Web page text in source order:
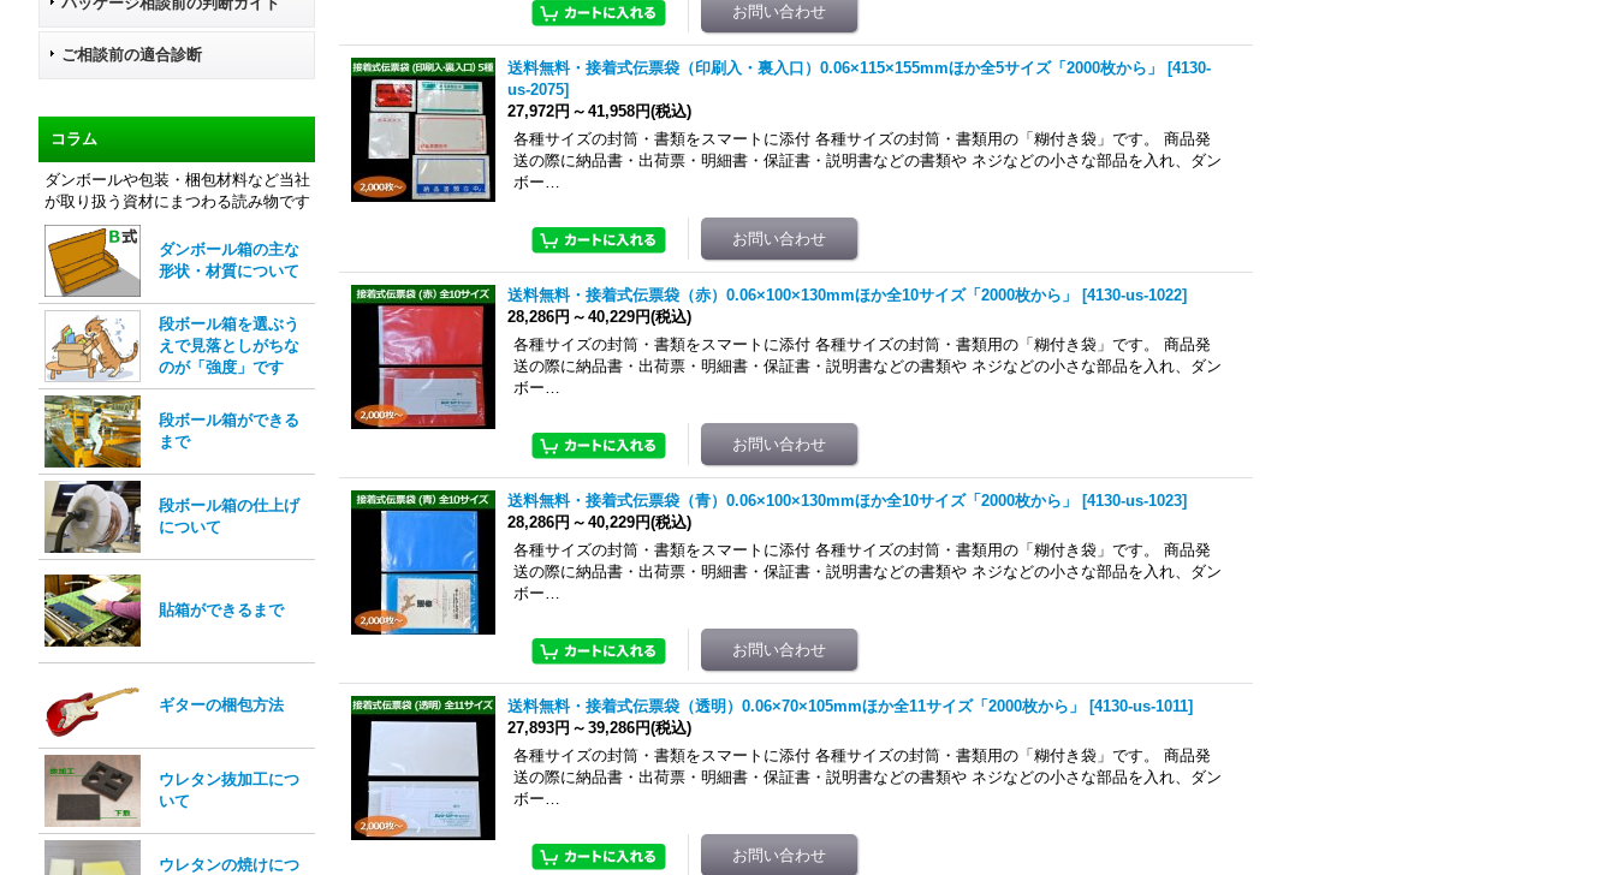
ご相談前の適合診断
コラム
ダンボールや包装・梱包材料など当社
が取り扱う資材にまつわる読み物です
ダンボール箱の主な
形状・材質について
段ボール箱を選ぶう
えで見落としがちな
のが「強度」です
段ボール箱ができる
まで
段ボール箱の仕上げ
について
貼箱ができるまで
ギターの梱包方法
ウレタン抜加工につ
いて
ウレタンの焼けにつ
送料無料・接着式伝票袋（印刷入・裏入口）0.06×115×155mmほか全5サイズ「2000枚から」 [4130-
us-2075]
27,972円 ～ 41,958円(税込)
各種サイズの封筒・書類をスマートに添付 各種サイズの封筒・書類用の「糊付き袋」です。 商品発
送の際に納品書・出荷票・明細書・保証書・説明書などの書類や ネジなどの小さな部品を入れ、ダン
ボー…
送料無料・接着式伝票袋（赤）0.06×100×130mmほか全10サイズ「2000枚から」 [4130-us-1022]
28,286円 ～ 40,229円(税込)
各種サイズの封筒・書類をスマートに添付 各種サイズの封筒・書類用の「糊付き袋」です。 商品発
送の際に納品書・出荷票・明細書・保証書・説明書などの書類や ネジなどの小さな部品を入れ、ダン
ボー…
送料無料・接着式伝票袋（青）0.06×100×130mmほか全10サイズ「2000枚から」 [4130-us-1023]
28,286円 ～ 40,229円(税込)
各種サイズの封筒・書類をスマートに添付 各種サイズの封筒・書類用の「糊付き袋」です。 商品発
送の際に納品書・出荷票・明細書・保証書・説明書などの書類や ネジなどの小さな部品を入れ、ダン
ボー…
送料無料・接着式伝票袋（透明）0.06×70×105mmほか全11サイズ「2000枚から」 [4130-us-1011]
27,893円 ～ 39,286円(税込)
各種サイズの封筒・書類をスマートに添付 各種サイズの封筒・書類用の「糊付き袋」です。 商品発
送の際に納品書・出荷票・明細書・保証書・説明書などの書類や ネジなどの小さな部品を入れ、ダン
ボー…